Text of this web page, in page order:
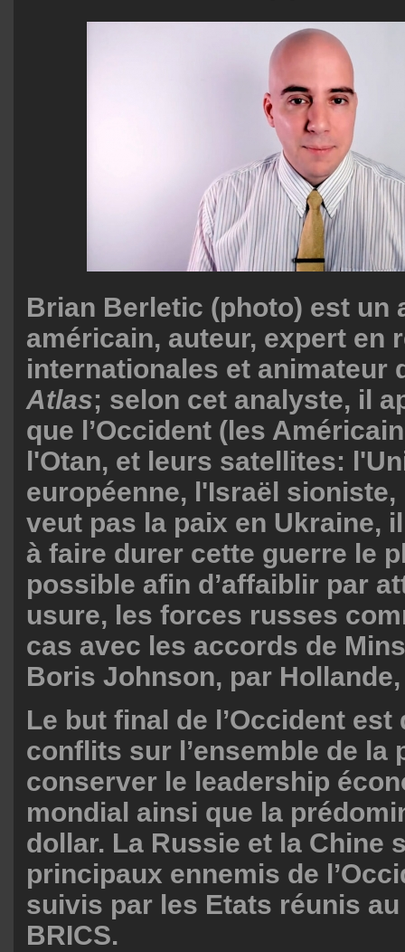
Brian Berletic (photo) est un
américain, auteur, expert en
internationales et animateur
Atlas; selon cet analyste, il
que l’Occident (les
l'Otan, et leurs satellites:
européenne, l'Israël sioniste,
veut pas la paix en Ukraine,
à faire durer cette guerre le
possible afin d’affaiblir par
usure, les forces russes
cas avec les accords de
Boris Johnson, par
Le but final de l’Occident est
conflits sur l’ensemble de la
conserver le leadership
mondial ainsi que la
dollar. La Russie et la Chine
principaux ennemis de
suivis par les Etats réunis
BRICS.